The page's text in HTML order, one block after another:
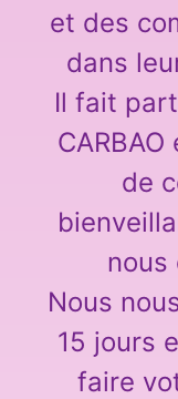
et des
dans
Il fait
de
nous
Nous
15 jours
faire